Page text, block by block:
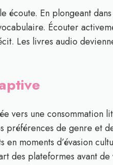
écoute. En plongeant
Écouter
Les livres audio
vers une consommation
préférences de genre et
moments d’évasion
des plateformes avant de